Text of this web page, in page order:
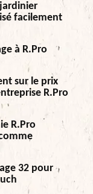
facilement
à R.Pro
sur le prix
R.Pro
R.Pro
32 pour